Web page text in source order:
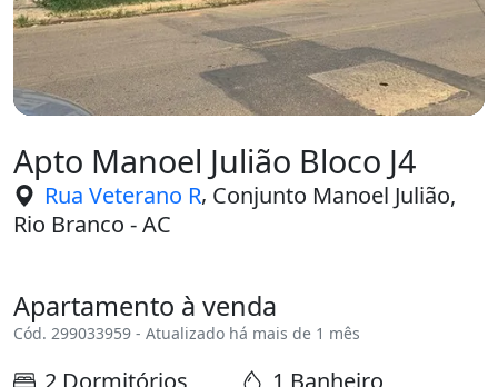
Apto Manoel Julião Bloco J4
Rua Veterano R, Conjunto Manoel Julião,
Rio Branco - AC
Apartamento à venda
Cód. 299033959 - Atualizado há mais de 1 mês
2 Dormitórios
1 Banheiro